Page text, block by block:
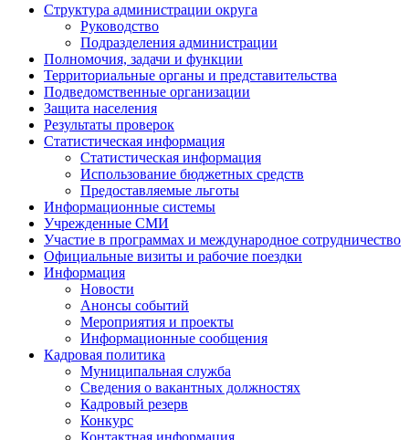
Структура администрации округа
Руководство
Подразделения администрации
Полномочия, задачи и функции
Территориальные органы и представительства
Подведомственные организации
Защита населения
Результаты проверок
Статистическая информация
Статистическая информация
Использование бюджетных средств
Предоставляемые льготы
Информационные системы
Учрежденные СМИ
Участие в программах и международное сотрудничество
Официальные визиты и рабочие поездки
Информация
Новости
Анонсы событий
Мероприятия и проекты
Информационные сообщения
Кадровая политика
Муниципальная служба
Сведения о вакантных должностях
Кадровый резерв
Конкурс
Контактная информация